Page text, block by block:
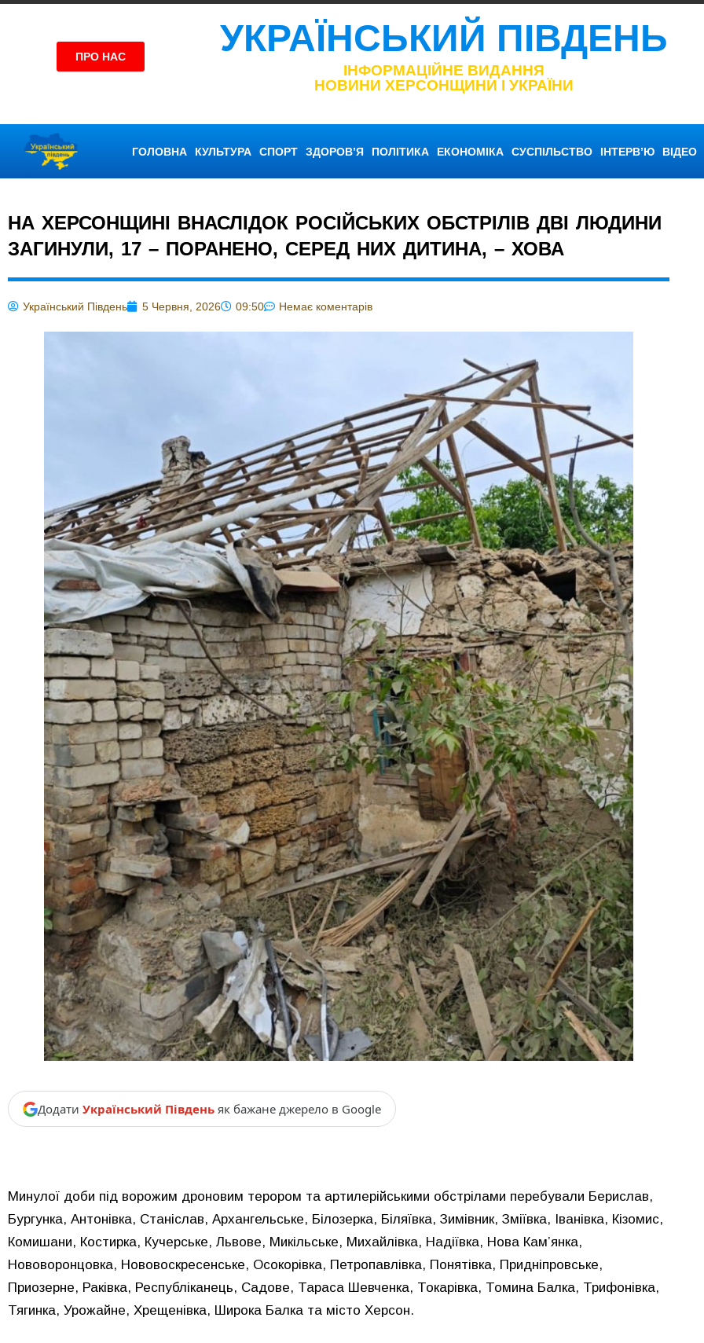
ПРО НАС УКРАЇНСЬКИЙ ПІВДЕНЬ
ІНФОРМАЦІЙНЕ ВИДАННЯ
НОВИНИ ХЕРСОНЩИНИ І УКРАЇНИ
ГОЛОВНА КУЛЬТУРА СПОРТ ЗДОРОВ’Я ПОЛІТИКА ЕКОНОМІКА СУСПІЛЬСТВО ІНТЕРВ’Ю ВІДЕО
НА ХЕРСОНЩИНІ ВНАСЛІДОК РОСІЙСЬКИХ ОБСТРІЛІВ ДВІ ЛЮДИНИ
ЗАГИНУЛИ, 17 – ПОРАНЕНО, СЕРЕД НИХ ДИТИНА, – ХОВА
Український Південь 5 Червня, 2026 09:50 Немає коментарів
Додати Український Південь як бажане джерело в Google
Минулої доби під ворожим дроновим терором та артилерійськими обстрілами перебували Берислав,
Бургунка, Антонівка, Станіслав, Архангельське, Білозерка, Біляївка, Зимівник, Зміївка, Іванівка, Кізомис,
Комишани, Костирка, Кучерське, Львове, Микільське, Михайлівка, Надіївка, Нова Кам’янка,
Нововоронцовка, Нововоскресенське, Осокорівка, Петропавлівка, Понятівка, Придніпровське,
Приозерне, Раківка, Республіканець, Садове, Тараса Шевченка, Токарівка, Томина Балка, Трифонівка,
Тягинка, Урожайне, Хрещенівка, Широка Балка та місто Херсон.